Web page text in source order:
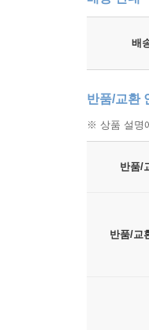
배
반품/교환
※ 상품 설명
반품/
반품/교